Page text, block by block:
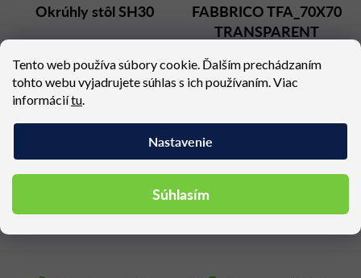
Tento web používa súbory cookie. Ďalším prechádzaním
tohto webu vyjadrujete súhlas s ich používaním. Viac
informáciítu.
Nastavenie
Súhlasím
Okrúhly stôl SH30
týždne)
244,77 €
FABBRICO TFA_70X70
TRANSPARENT
týždne)
467,71 €
Podobné produkty